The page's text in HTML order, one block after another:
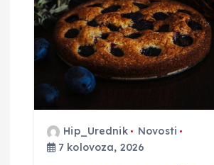
b
Hip_Urednik
Novosti
7 kolovoza, 2026